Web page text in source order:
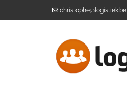
christophe@logistiek.be